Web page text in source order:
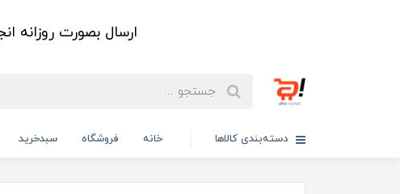
ارسال بصورت
دسته‌بندی کالاها خانه فروشگاه سبدخرید